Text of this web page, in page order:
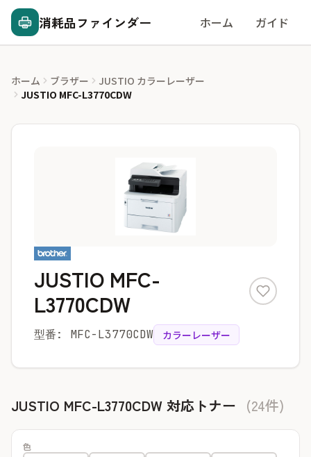
消耗品ファインダー ホーム ガイド
ホーム ブラザー
JUSTIO カラーレーザー
JUSTIO MFC-L3770CDW
JUSTIO MFC-
L3770CDW
型番: MFC-L3770CDW カラーレーザー
JUSTIO MFC-L3770CDW 対応トナー (24件)
色